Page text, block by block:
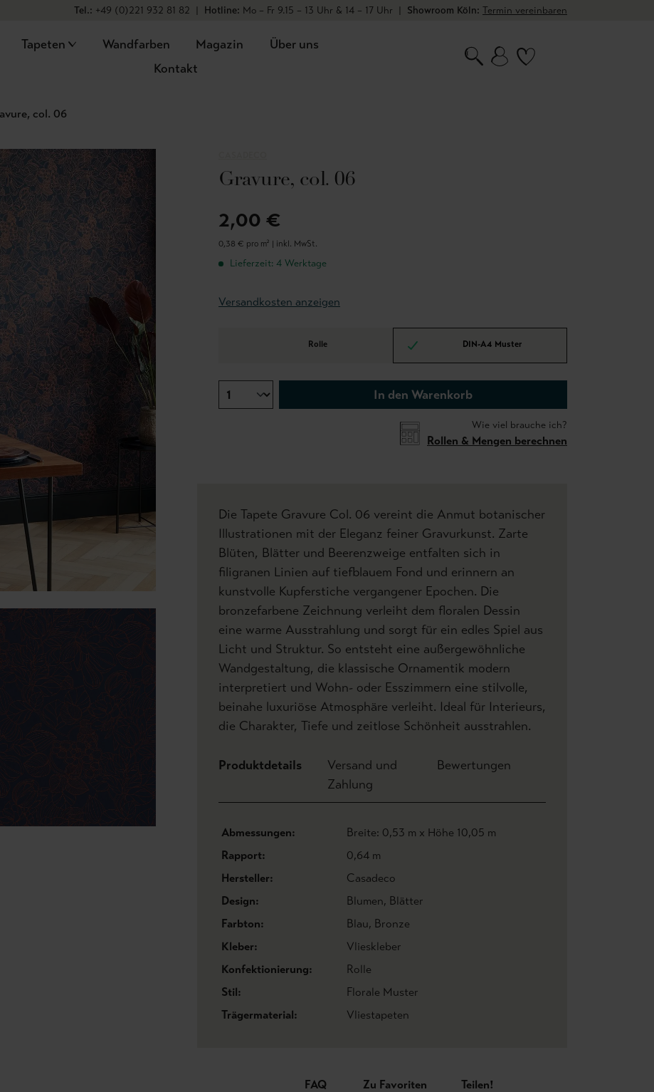
Tel.: +49 (0)221 932 81 82 | Hotline: Mo – Fr 9.15 – 13 Uhr & 14 – 17 Uhr | Showroom Köln: Termin vereinbaren
Tapeten Wandfarben Magazin
Über uns
Kontakt
col. 06
Gravure, col. 06
2,00 €
0,38 € pro m² | inkl. MwSt.
Lieferzeit: 4 Werktage
Versandkosten anzeigen
Rolle DIN-A4 Muster
In den Warenkorb
Wie viel brauche ich?
Rollen & Mengen berechnen
Die Tapete Gravure Col. 06 vereint die Anmut botanischer
Illustrationen mit der Eleganz feiner Gravurkunst. Zarte
Blüten, Blätter und Beerenzweige entfalten sich in
filigranen Linien auf tiefblauem Fond und erinnern an
kunstvolle Kupferstiche vergangener Epochen. Die
bronzefarbene Zeichnung verleiht dem floralen Dessin
eine warme Ausstrahlung und sorgt für ein edles Spiel aus
Licht und Struktur. So entsteht eine außergewöhnliche
Wandgestaltung, die klassische Ornamentik modern
interpretiert und Wohn- oder Esszimmern eine stilvolle,
beinahe luxuriöse Atmosphäre verleiht. Ideal für Interieurs,
die Charakter, Tiefe und zeitlose Schönheit ausstrahlen.
Produktdetails
Versand und
Zahlung
Bewertungen
Abmessungen:
Breite: 0,53 m x Höhe 10,05 m
Rapport:
0,64 m
Hersteller:
Casadeco
Design:
Blumen, Blätter
Farbton:
Blau, Bronze
Kleber:
Vlieskleber
Konfektionierung:
Rolle
Stil:
Florale Muster
Trägermaterial:
Vliestapeten
FAQ Zu Favoriten Teilen!